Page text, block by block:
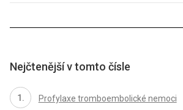
Nejčtenější v tomto čísle
Profylaxe tromboembolické nemoci